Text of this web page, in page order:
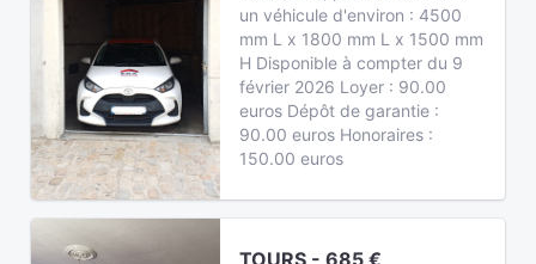
un véhicule d'environ : 4500
mm L x 1800 mm L x 1500 mm
H Disponible à compter du 9
février 2026 Loyer : 90.00
euros Dépôt de garantie :
90.00 euros Honoraires :
150.00 euros
TOURS - 685 €